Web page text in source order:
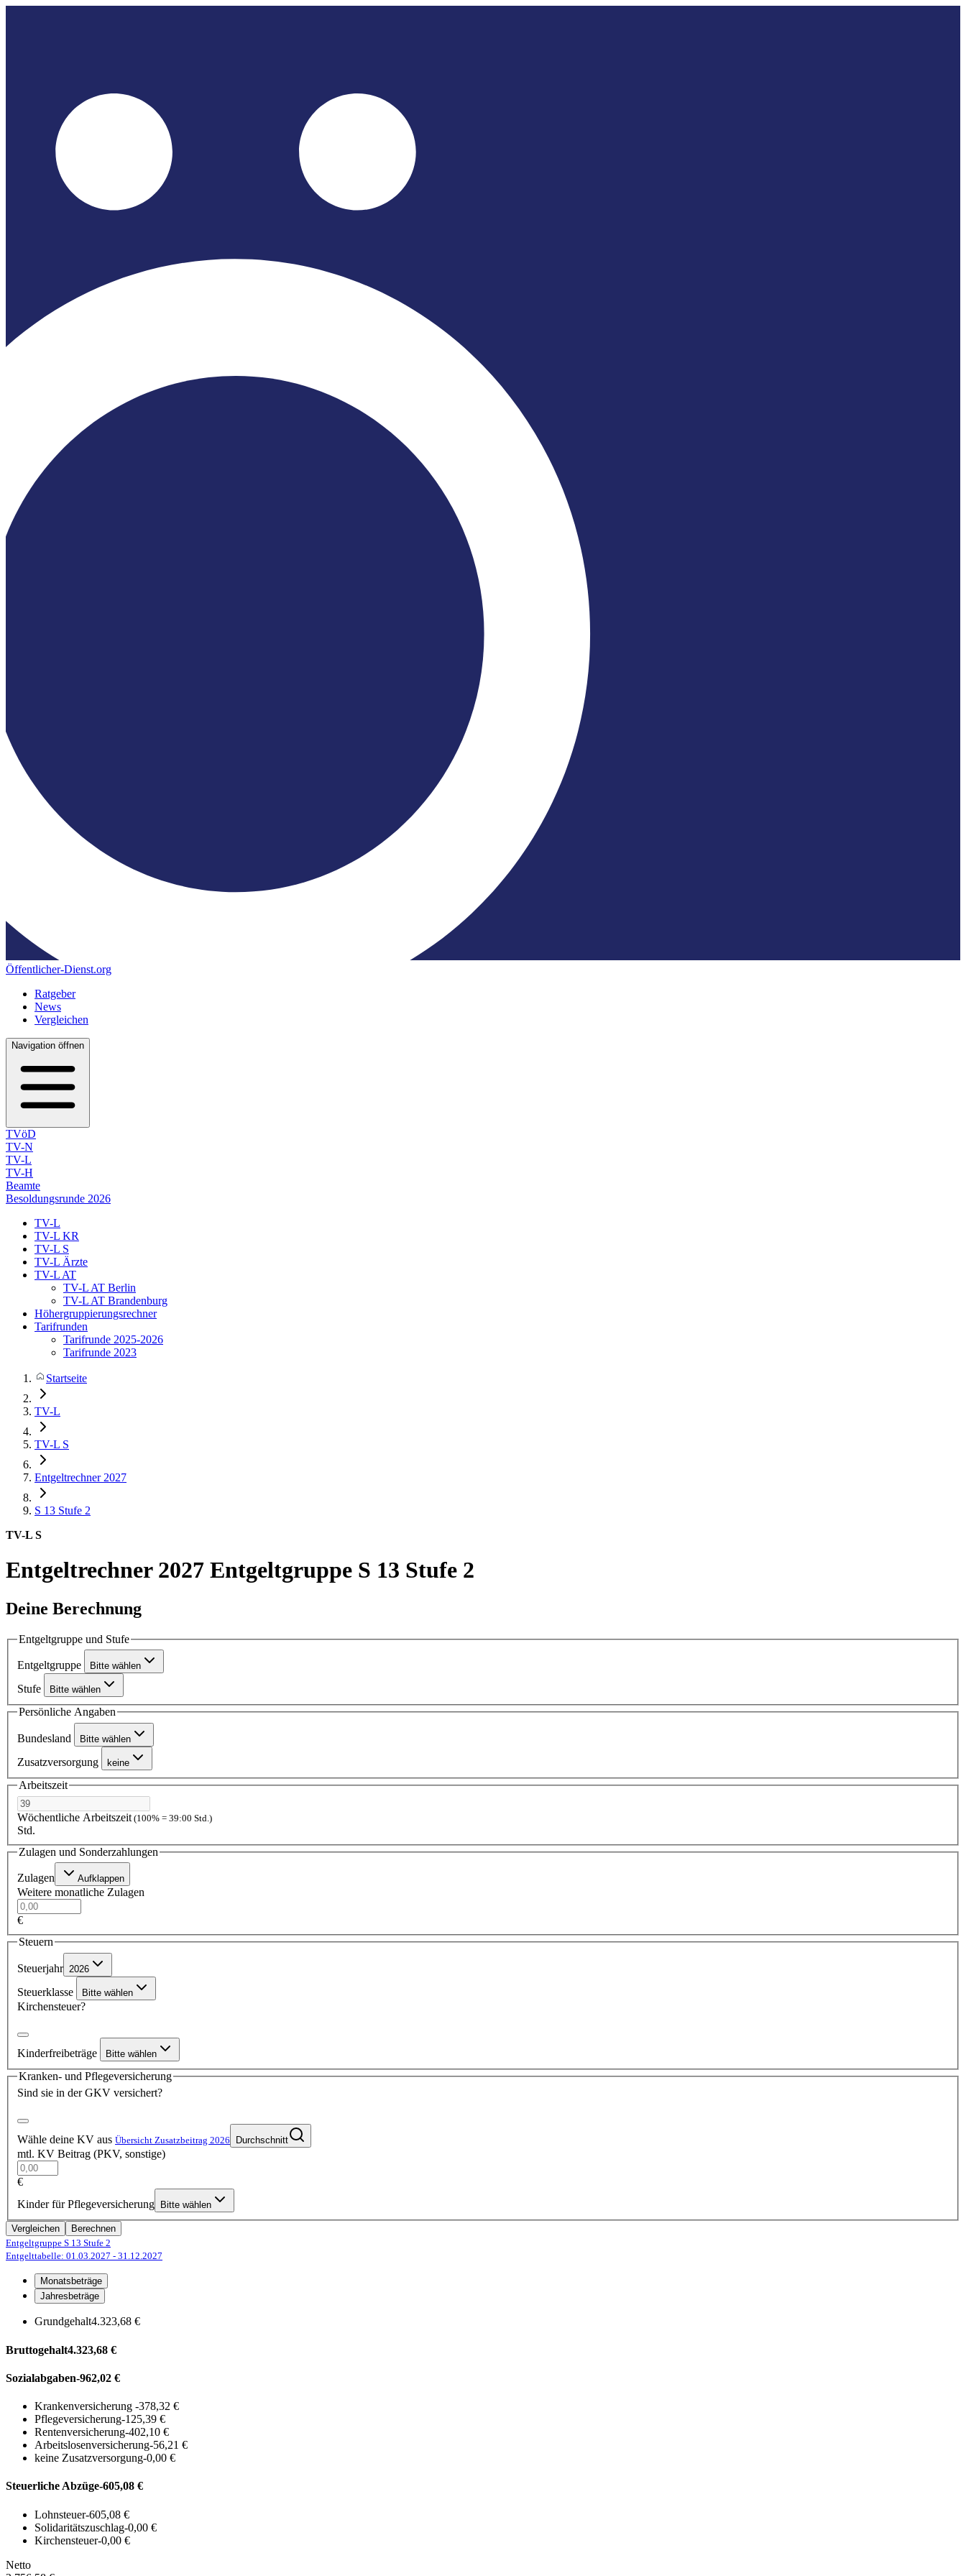
Öffentlicher-Dienst.org
Ratgeber
News
Vergleichen
Navigation öffnen
TVöD
TV-N
TV-L
TV-H
Beamte
Besoldungsrunde 2026
TV-L
TV-L KR
TV-L S
TV-L Ärzte
TV-L AT
TV-L AT Berlin
TV-L AT Brandenburg
Höhergruppierungsrechner
Tarifrunden
Tarifrunde 2025-2026
Tarifrunde 2023
Startseite
TV-L
TV-L S
Entgeltrechner 2027
S 13 Stufe 2
TV-L S
Entgeltrechner 2027 Entgeltgruppe S 13 Stufe 2
Deine Berechnung
Entgeltgruppe und Stufe
Entgeltgruppe Bitte wählen
Stufe Bitte wählen
Persönliche Angaben
Bundesland Bitte wählen
Zusatzversorgung keine
Arbeitszeit
Wöchentliche Arbeitszeit (100% = 39:00 Std.)
Std.
Zulagen und Sonderzahlungen
Zulagen Aufklappen
Weitere monatliche Zulagen
€
Steuern
Steuerjahr 2026
Steuerklasse Bitte wählen
Kirchensteuer?
Kinderfreibeträge Bitte wählen
Kranken- und Pflegeversicherung
Sind sie in der GKV versichert?
Wähle deine KV aus Übersicht Zusatzbeitrag 2026 Durchschnitt
mtl. KV Beitrag (PKV, sonstige)
€
Kinder für Pflegeversicherung
Bitte wählen
Vergleichen
Berechnen
Entgeltgruppe S 13 Stufe 2
Entgelttabelle: 01.03.2027 - 31.12.2027
Monatsbeträge
Jahresbeträge
Grundgehalt4.323,68 €
Bruttogehalt4.323,68 €
Sozialabgaben-962,02 €
Krankenversicherung -378,32 €
Pflegeversicherung-125,39 €
Rentenversicherung-402,10 €
Arbeitslosenversicherung-56,21 €
keine Zusatzversorgung-0,00 €
Steuerliche Abzüge-605,08 €
Lohnsteuer-605,08 €
Solidaritätszuschlag-0,00 €
Kirchensteuer-0,00 €
Netto